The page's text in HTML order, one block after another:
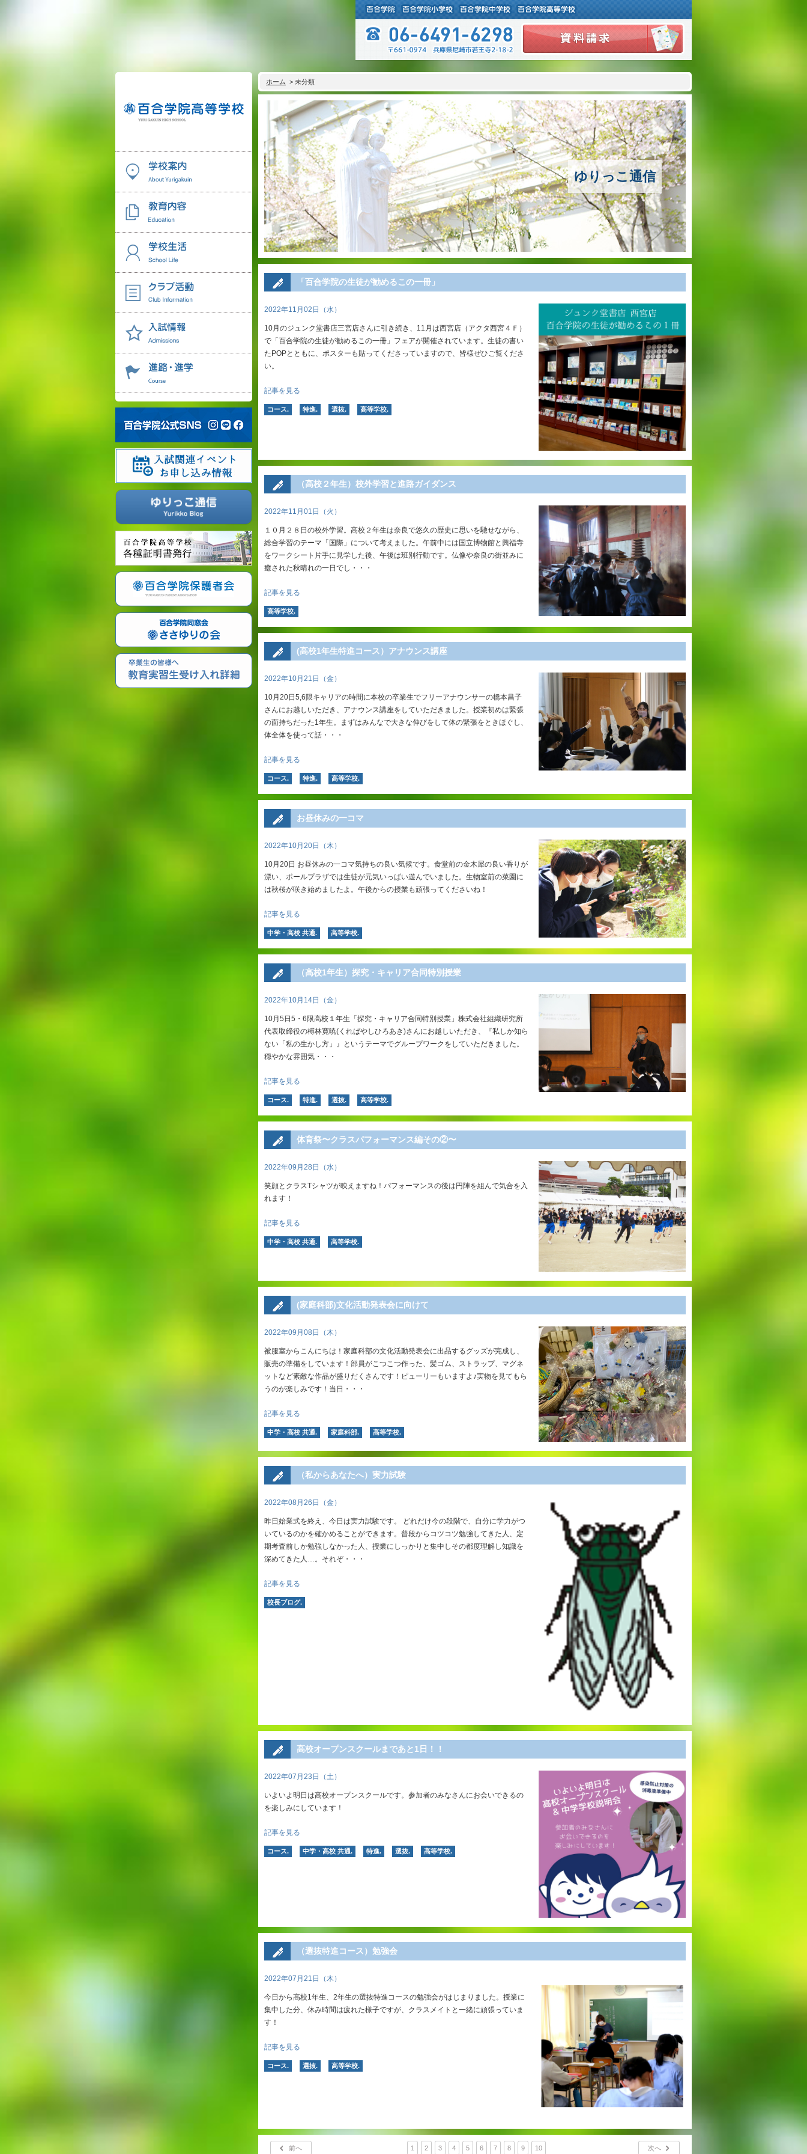
ホーム > 未分類
ゆりっこ通信
「百合学院の生徒が勧めるこの一冊」
2022年11月02日（水）
10月のジュンク堂書店三宮店さんに引き続き、11月は西宮店（アクタ西宮４Ｆ）
で「百合学院の生徒が勧めるこの一冊」フェアが開催されています。生徒の書い
たPOPとともに、ポスターも貼ってくださっていますので、皆様ぜひご覧くださ
い。
記事を見る
コース. 特進. 選抜. 高等学校.
（高校２年生）校外学習と進路ガイダンス
2022年11月01日（火）
１０月２８日の校外学習。高校２年生は奈良で悠久の歴史に思いを馳せながら、
総合学習のテーマ「国際」について考えました。午前中には国立博物館と興福寺
をワークシート片手に見学した後、午後は班別行動です。仏像や奈良の街並みに
癒された秋晴れの一日でし・・・
記事を見る
高等学校.
(高校1年生特進コース）アナウンス講座
2022年10月21日（金）
10月20日5,6限キャリアの時間に本校の卒業生でフリーアナウンサーの橋本昌子
さんにお越しいただき、アナウンス講座をしていただきました。授業初めは緊張
の面持ちだった1年生。まずはみんなで大きな伸びをして体の緊張をときほぐし、
体全体を使って話・・・
記事を見る
コース. 特進. 高等学校.
お昼休みの一コマ
2022年10月20日（木）
10月20日 お昼休みの一コマ気持ちの良い気候です。食堂前の金木犀の良い香りが
漂い、ポールプラザでは生徒が元気いっぱい遊んでいました。生物室前の菜園に
は秋桜が咲き始めましたよ。午後からの授業も頑張ってくださいね！
記事を見る
中学・高校 共通. 高等学校.
（高校1年生）探究・キャリア合同特別授業
2022年10月14日（金）
10月5日5・6限高校１年生「探究・キャリア合同特別授業」株式会社組織研究所
代表取締役の榑林寛暁(くればやしひろあき)さんにお越しいただき、『私しか知ら
ない「私の生かし方」』というテーマでグループワークをしていただきました。
穏やかな雰囲気・・・
記事を見る
コース. 特進. 選抜. 高等学校.
体育祭〜クラスパフォーマンス編その②〜
2022年09月28日（水）
笑顔とクラスTシャツが映えますね！パフォーマンスの後は円陣を組んで気合を入
れます！
記事を見る
中学・高校 共通. 高等学校.
(家庭科部)文化活動発表会に向けて
2022年09月08日（木）
被服室からこんにちは！家庭科部の文化活動発表会に出品するグッズが完成し、
販売の準備をしています！部員がこつこつ作った、髪ゴム、ストラップ、マグネ
ットなど素敵な作品が盛りだくさんです！ピューリーもいますよ♪実物を見てもら
うのが楽しみです！当日・・・
記事を見る
中学・高校 共通. 家庭科部. 高等学校.
（私からあなたへ）実力試験
2022年08月26日（金）
昨日始業式を終え、今日は実力試験です。 どれだけ今の段階で、自分に学力がつ
いているのかを確かめることができます。普段からコツコツ勉強してきた人、定
期考査前しか勉強しなかった人、授業にしっかりと集中しその都度理解し知識を
深めてきた人…。それぞ・・・
記事を見る
校長ブログ.
高校オープンスクールまであと1日！！
2022年07月23日（土）
いよいよ明日は高校オープンスクールです。参加者のみなさんにお会いできるの
を楽しみにしています！
記事を見る
コース. 中学・高校 共通. 特進. 選抜. 高等学校.
（選抜特進コース）勉強会
2022年07月21日（木）
今日から高校1年生、2年生の選抜特進コースの勉強会がはじまりました。授業に
集中した分、休み時間は疲れた様子ですが、クラスメイトと一緒に頑張っていま
す！
記事を見る
コース. 選抜. 高等学校.
前へ 1 2 3 4 5 6 7 8 9 10 次へ
ご挨拶
アクセスマップ
沿革
百合学院の３つの教育
アカデミックリサーチコース
キャリアリサーチコース
充実のフォローアップ体制
英語教育
施設紹介
ゆりっこおすすめの
学校スポット
行事スケジュール
制服紹介
2027年度 入試について
帰国子女・転編入試験募集要項
入学金・学費
特待生・学費減免制度
入試イベント情報
進路実績